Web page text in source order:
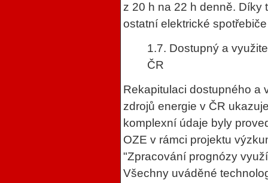
z 20 h na 22 h denně. Díky
ostatní elektrické
1.7. Dostupný a
ČR
Rekapitulaci dostupného a
zdrojů energie v ČR
komplexní údaje byly
OZE v rámci projektu
"Zpracování prognózy
Všechny uváděné